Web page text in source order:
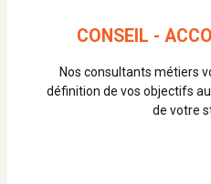
CONSEIL -
Nos consultants métiers
définition de vos objectifs
de votre